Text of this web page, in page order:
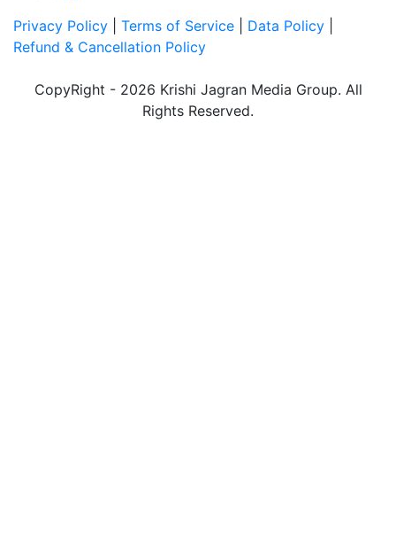
Privacy Policy
Terms of Service Data Policy
Refund & Cancellation Policy
CopyRight - 2026 Krishi Jagran Media Group. All
Rights Reserved.